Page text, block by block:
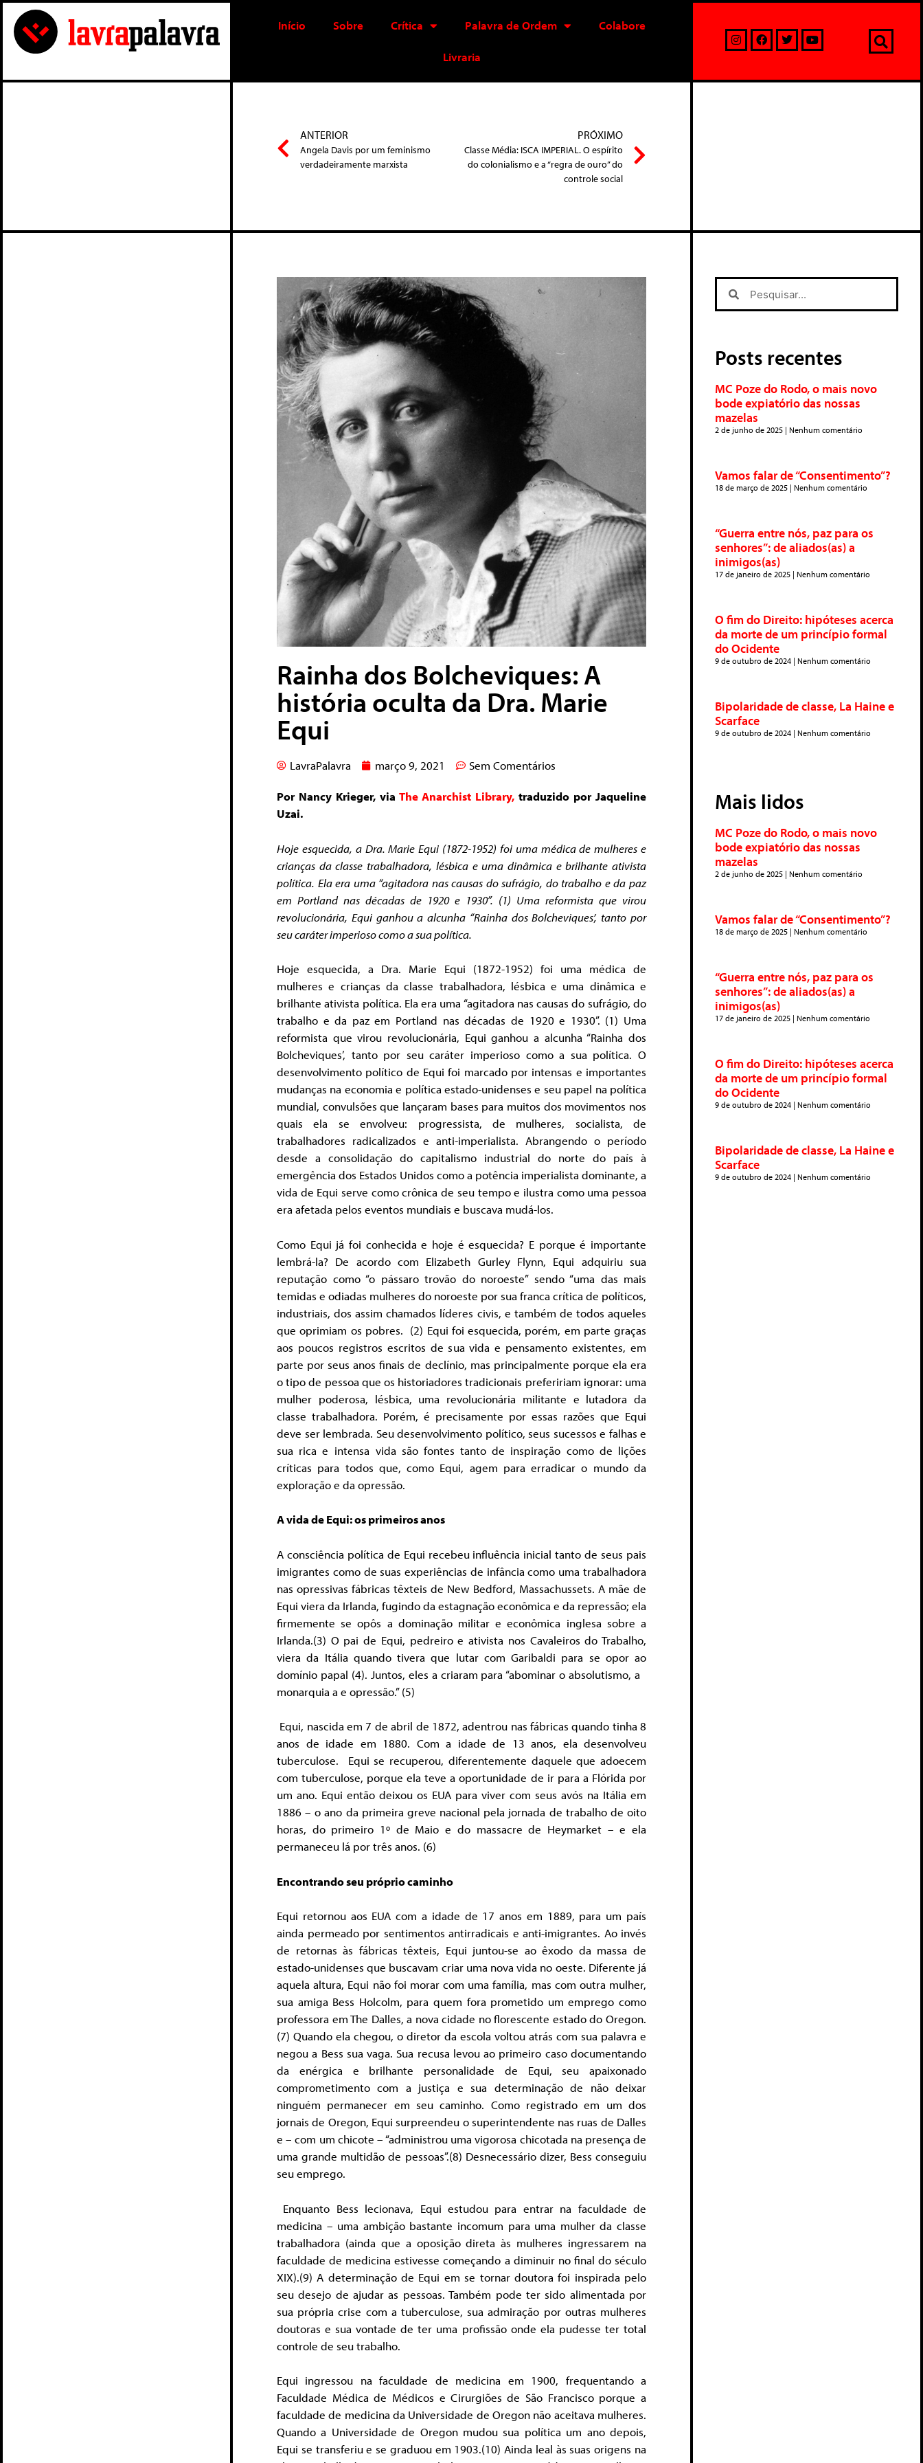
Início Sobre Crítica Palavra de Ordem Colabore
Livraria
ANTERIOR
Angela Davis por um feminismo
verdadeiramente marxista
PRÓXIMO
Classe Média: ISCA IMPERIAL. O espírito
do colonialismo e a “regra de ouro” do
controle social
Rainha dos Bolcheviques: A
história oculta da Dra. Marie
Equi
LavraPalavra março 9, 2021 Sem Comentários
Por Nancy Krieger, via The Anarchist Library, traduzido por Jaqueline
Uzai.
Hoje esquecida, a Dra. Marie Equi (1872-1952) foi uma médica de mulheres e
crianças da classe trabalhadora, lésbica e uma dinâmica e brilhante ativista
política. Ela era uma “agitadora nas causas do sufrágio, do trabalho e da paz
em Portland nas décadas de 1920 e 1930”. (1) Uma reformista que virou
revolucionária, Equi ganhou a alcunha “Rainha dos Bolcheviques’, tanto por
seu caráter imperioso como a sua política.
Hoje esquecida, a Dra. Marie Equi (1872-1952) foi uma médica de
mulheres e crianças da classe trabalhadora, lésbica e uma dinâmica e
brilhante ativista política. Ela era uma “agitadora nas causas do sufrágio, do
trabalho e da paz em Portland nas décadas de 1920 e 1930”. (1) Uma
reformista que virou revolucionária, Equi ganhou a alcunha “Rainha dos
Bolcheviques’, tanto por seu caráter imperioso como a sua política. O
desenvolvimento político de Equi foi marcado por intensas e importantes
mudanças na economia e política estado-unidenses e seu papel na política
mundial, convulsões que lançaram bases para muitos dos movimentos nos
quais ela se envolveu: progressista, de mulheres, socialista, de
trabalhadores radicalizados e anti-imperialista. Abrangendo o período
desde a consolidação do capitalismo industrial do norte do país à
emergência dos Estados Unidos como a potência imperialista dominante, a
vida de Equi serve como crônica de seu tempo e ilustra como uma pessoa
era afetada pelos eventos mundiais e buscava mudá-los.
Como Equi já foi conhecida e hoje é esquecida? E porque é importante
lembrá-la? De acordo com Elizabeth Gurley Flynn, Equi adquiriu sua
reputação como “o pássaro trovão do noroeste” sendo “uma das mais
temidas e odiadas mulheres do noroeste por sua franca crítica de políticos,
industriais, dos assim chamados líderes civis, e também de todos aqueles
que oprimiam os pobres. (2) Equi foi esquecida, porém, em parte graças
aos poucos registros escritos de sua vida e pensamento existentes, em
parte por seus anos finais de declínio, mas principalmente porque ela era
o tipo de pessoa que os historiadores tradicionais prefeririam ignorar: uma
mulher poderosa, lésbica, uma revolucionária militante e lutadora da
classe trabalhadora. Porém, é precisamente por essas razões que Equi
deve ser lembrada. Seu desenvolvimento político, seus sucessos e falhas e
sua rica e intensa vida são fontes tanto de inspiração como de lições
críticas para todos que, como Equi, agem para erradicar o mundo da
exploração e da opressão.
A vida de Equi: os primeiros anos
A consciência política de Equi recebeu influência inicial tanto de seus pais
imigrantes como de suas experiências de infância como uma trabalhadora
nas opressivas fábricas têxteis de New Bedford, Massachussets. A mãe de
Equi viera da Irlanda, fugindo da estagnação econômica e da repressão; ela
firmemente se opôs a dominação militar e econômica inglesa sobre a
Irlanda.(3) O pai de Equi, pedreiro e ativista nos Cavaleiros do Trabalho,
viera da Itália quando tivera que lutar com Garibaldi para se opor ao
domínio papal (4). Juntos, eles a criaram para “abominar o absolutismo, a
monarquia a e opressão.” (5)
Equi, nascida em 7 de abril de 1872, adentrou nas fábricas quando tinha 8
anos de idade em 1880. Com a idade de 13 anos, ela desenvolveu
tuberculose. Equi se recuperou, diferentemente daquele que adoecem
com tuberculose, porque ela teve a oportunidade de ir para a Flórida por
um ano. Equi então deixou os EUA para viver com seus avós na Itália em
1886 – o ano da primeira greve nacional pela jornada de trabalho de oito
horas, do primeiro 1º de Maio e do massacre de Heymarket – e ela
permaneceu lá por três anos. (6)
Encontrando seu próprio caminho
Equi retornou aos EUA com a idade de 17 anos em 1889, para um país
ainda permeado por sentimentos antirradicais e anti-imigrantes. Ao invés
de retornas às fábricas têxteis, Equi juntou-se ao êxodo da massa de
estado-unidenses que buscavam criar uma nova vida no oeste. Diferente já
aquela altura, Equi não foi morar com uma família, mas com outra mulher,
sua amiga Bess Holcolm, para quem fora prometido um emprego como
professora em The Dalles, a nova cidade no florescente estado do Oregon.
(7) Quando ela chegou, o diretor da escola voltou atrás com sua palavra e
negou a Bess sua vaga. Sua recusa levou ao primeiro caso documentando
da enérgica e brilhante personalidade de Equi, seu apaixonado
comprometimento com a justiça e sua determinação de não deixar
ninguém permanecer em seu caminho. Como registrado em um dos
jornais de Oregon, Equi surpreendeu o superintendente nas ruas de Dalles
e – com um chicote – “administrou uma vigorosa chicotada na presença de
uma grande multidão de pessoas”.(8) Desnecessário dizer, Bess conseguiu
seu emprego.
Enquanto Bess lecionava, Equi estudou para entrar na faculdade de
medicina – uma ambição bastante incomum para uma mulher da classe
trabalhadora (ainda que a oposição direta às mulheres ingressarem na
faculdade de medicina estivesse começando a diminuir no final do século
XIX).(9) A determinação de Equi em se tornar doutora foi inspirada pelo
seu desejo de ajudar as pessoas. Também pode ter sido alimentada por
sua própria crise com a tuberculose, sua admiração por outras mulheres
doutoras e sua vontade de ter uma profissão onde ela pudesse ter total
controle de seu trabalho.
Equi ingressou na faculdade de medicina em 1900, frequentando a
Faculdade Médica de Médicos e Cirurgiões de São Francisco porque a
faculdade de medicina da Universidade de Oregon não aceitava mulheres.
Quando a Universidade de Oregon mudou sua política um ano depois,
Equi se transferiu e se graduou em 1903.(10) Ainda leal às suas origens na
Posts recentes
MC Poze do Rodo, o mais novo
bode expiatório das nossas
mazelas
2 de junho de 2025 Nenhum comentário
Vamos falar de “Consentimento”?
18 de março de 2025 Nenhum comentário
“Guerra entre nós, paz para os
senhores”: de aliados(as) a
inimigos(as)
17 de janeiro de 2025 Nenhum comentário
O fim do Direito: hipóteses acerca
da morte de um princípio formal
do Ocidente
9 de outubro de 2024 Nenhum comentário
Bipolaridade de classe, La Haine e
Scarface
9 de outubro de 2024 Nenhum comentário
Mais lidos
MC Poze do Rodo, o mais novo
bode expiatório das nossas
mazelas
2 de junho de 2025 Nenhum comentário
Vamos falar de “Consentimento”?
18 de março de 2025 Nenhum comentário
“Guerra entre nós, paz para os
senhores”: de aliados(as) a
inimigos(as)
17 de janeiro de 2025 Nenhum comentário
O fim do Direito: hipóteses acerca
da morte de um princípio formal
do Ocidente
9 de outubro de 2024 Nenhum comentário
Bipolaridade de classe, La Haine e
Scarface
9 de outubro de 2024 Nenhum comentário